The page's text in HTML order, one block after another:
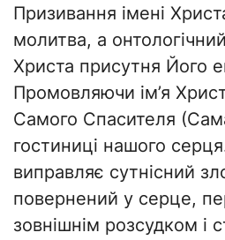
Призивання імені
молитва, а
Христа присутня Його
Промовляючи ім’я
Самого Спасителя
гостиниці нашого
виправляє сутнісний
повернений у серце,
зовнішнім розсудком і